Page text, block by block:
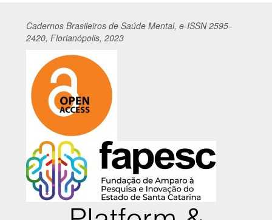
Cadernos Brasileiros de Saúde Mental, e-ISSN 2595-
2420, Florianópolis, 2023